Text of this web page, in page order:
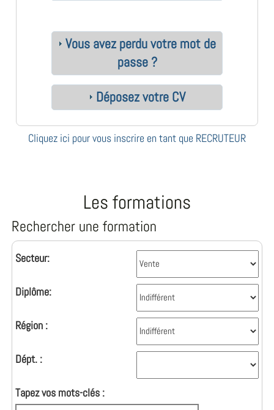
Vous avez perdu votre mot de
passe ?
Déposez votre CV
Cliquez ici pour vous inscrire en tant que RECRUTEUR
Les formations
Rechercher une formation
Secteur:
Diplôme:
Région :
Dépt. :
Tapez vos mots-clés :